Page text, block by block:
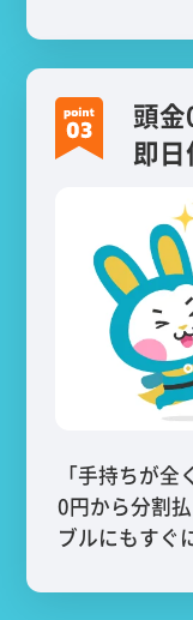
頭
即日
「手持ちが
0円から分割
ブルにもすぐ